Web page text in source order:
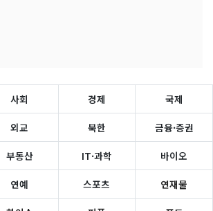
사회 경제 국제
외교 북한 금융·증권
부동산 IT·과학 바이오
연예 스포츠 연재물